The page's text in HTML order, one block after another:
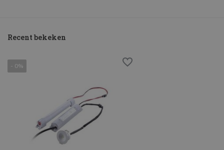
Recent bekeken
- 0%